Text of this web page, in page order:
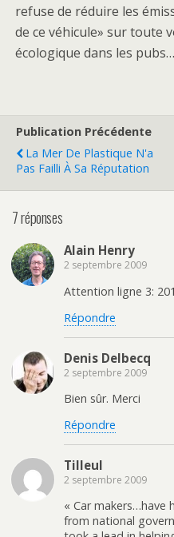
refuse de réduire les
de ce véhicule» sur toute
écologique dans les pubs…
Publication Précédente
La Mer De Plastique N'a
Pas Failli À Sa Réputation
7 réponses
Alain Henry
2 septembre 2009
Attention ligne 3:
Répondre
Denis Delbecq
2 septembre 2009
Bien sûr. Merci
Répondre
Tilleul
2 septembre 2009
« Car makers…have
from national